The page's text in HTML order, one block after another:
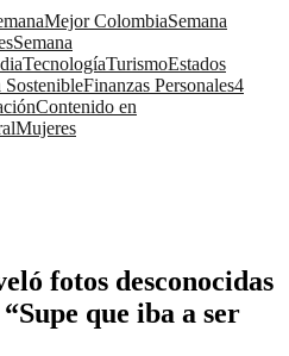
Mejor ColombiaSemana
Semana
TecnologíaTurismoEstados
SostenibleFinanzas Personales4
Contenido en
Mujeres
fotos desconocidas
que iba a ser